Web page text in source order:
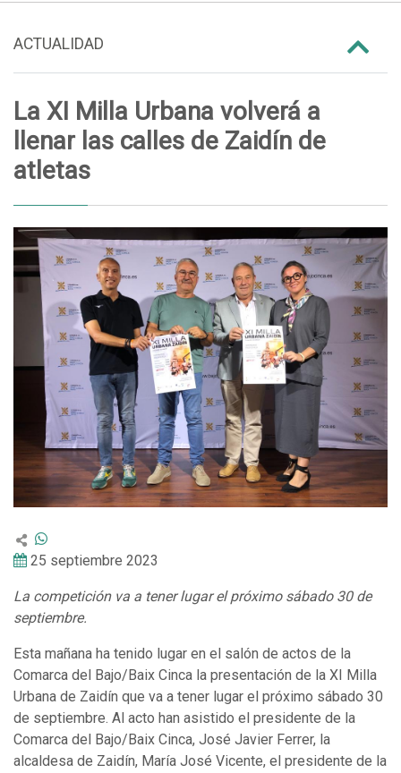
ACTUALIDAD
La XI Milla Urbana volverá a
llenar las calles de Zaidín de
atletas
25 septiembre 2023
La competición va a tener lugar el próximo sábado 30 de
septiembre.
Esta mañana ha tenido lugar en el salón de actos de la
Comarca del Bajo/Baix Cinca la presentación de la XI Milla
Urbana de Zaidín que va a tener lugar el próximo sábado 30
de septiembre. Al acto han asistido el presidente de la
Comarca del Bajo/Baix Cinca, José Javier Ferrer, la
alcaldesa de Zaidín, María José Vicente, el presidente de la